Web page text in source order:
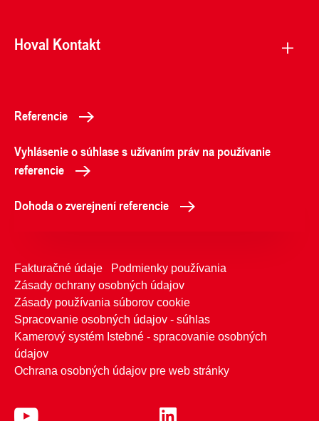
Hoval Kontakt
Referencie
Vyhlásenie o súhlase s užívaním práv na používanie
referencie
Dohoda o zverejnení referencie
Fakturačné údaje
Podmienky používania
Zásady ochrany osobných údajov
Zásady používania súborov cookie
Spracovanie osobných údajov - súhlas
Kamerový systém Istebné - spracovanie osobných
údajov
Ochrana osobných údajov pre web stránky